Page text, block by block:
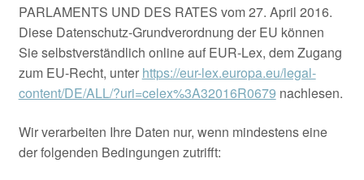
PARLAMENTS UND DES RATES vom 27. April 2016.
Diese Datenschutz-Grundverordnung der EU können
Sie selbstverständlich online auf EUR-Lex, dem Zugang
zum EU-Recht, unter https://eur-lex.europa.eu/legal-
content/DE/ALL/?uri=celex%3A32016R0679 nachlesen.
Wir verarbeiten Ihre Daten nur, wenn mindestens eine
der folgenden Bedingungen zutrifft: